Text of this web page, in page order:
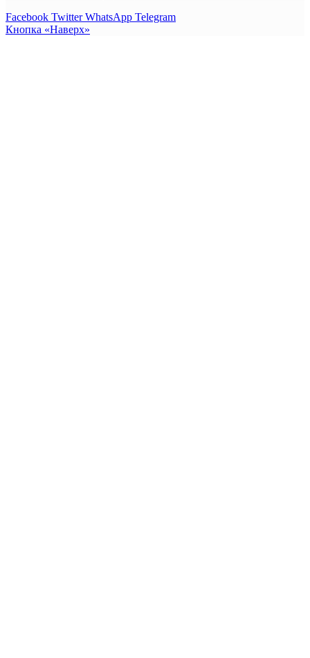
Facebook Twitter WhatsApp Telegram
Кнопка «Наверх»